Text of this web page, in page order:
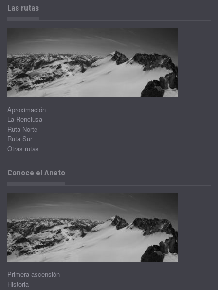
Las rutas
Aproximación
La Renclusa
Ruta Norte
Ruta Sur
Otras rutas
Conoce el Aneto
Primera ascensión
Historia